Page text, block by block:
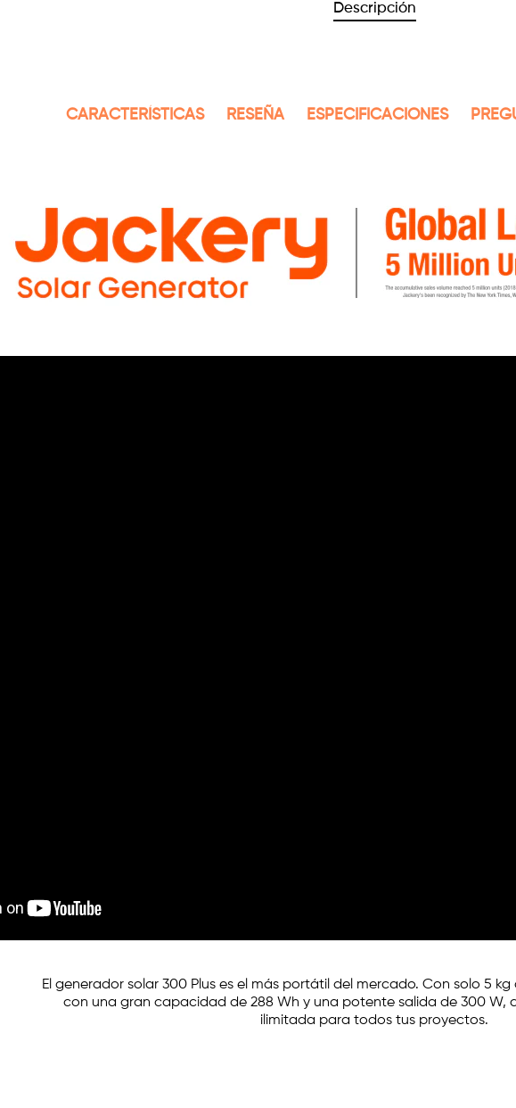
Descripción
CARACTERÍSTICAS RESEÑA ESPECIFICACIONES
El generador solar 300 Plus es el más portátil del mercado. Con solo 5
con una gran capacidad de 288 Wh y una potente salida de 300 W,
ilimitada para todos tus proyectos.